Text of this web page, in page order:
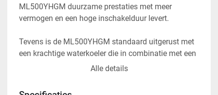
ML500YHGM duurzame prestaties met meer
vermogen en een hoge inschakelduur levert.
Tevens is de ML500YHGM standaard uitgerust met
een krachtige waterkoeler die in combinatie met een
ingebouwde ventilator oververhitting voorkomt en
Alle details